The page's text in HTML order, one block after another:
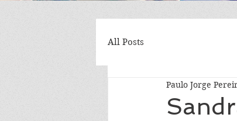
All Posts
Paulo Jorge